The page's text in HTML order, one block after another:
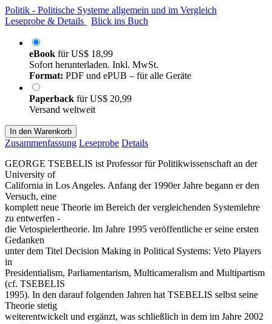
Politik - Politische Systeme allgemein und im Vergleich
Leseprobe & Details
Blick ins Buch
eBook fürUS$ 18,99
Sofort herunterladen. Inkl. MwSt.
Format: PDF und ePUB – für alle Geräte
Paperback fürUS$ 20,99
Versand weltweit
In den Warenkorb
Zusammenfassung Leseprobe Details
GEORGE TSEBELIS ist Professor für Politikwissenschaft an der
University of
California in Los Angeles. Anfang der 1990er Jahre begann er den
Versuch, eine
komplett neue Theorie im Bereich der vergleichenden Systemlehre
zu entwerfen -
die Vetospielertheorie. Im Jahre 1995 veröffentliche er seine ersten
Gedanken
unter dem Titel Decision Making in Political Systems: Veto Players
in
Presidentialism, Parliamentarism, Multicameralism and Multipartism
(cf. TSEBELIS
1995). In den darauf folgenden Jahren hat TSEBELIS selbst seine
Theorie stetig
weiterentwickelt und ergänzt, was schließlich in dem im Jahre 2002